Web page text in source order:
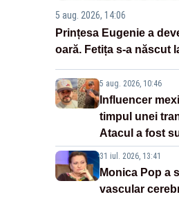
5 aug. 2026, 14:06
Prințesa Eugenie a
oară. Fetița s-a născut
5 aug. 2026, 10:46
Influencer
timpul unei
Atacul a fost
31 iul. 2026, 13:41
Monica Pop a
vascular